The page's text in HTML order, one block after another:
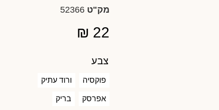
מק"ט 52366
₪ 22
צבע
פוקסיה ורוד עתיק
אפרסק בריק